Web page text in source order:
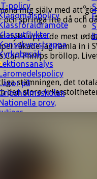
policy
på
prov,
mig själv med att
och springa lite då och
dyka upp i de mest
råkade jag ramla in i
Carl Philips bröllop.
stämningen, det
den stora